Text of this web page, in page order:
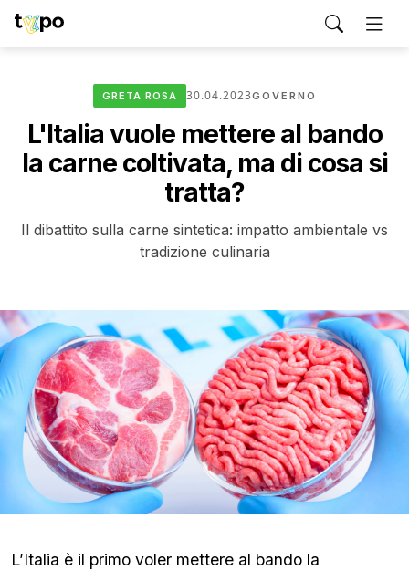
GRETA ROSA 30.04.2023GOVERNO
L'Italia vuole mettere al bando
la carne coltivata, ma di cosa si
tratta?
Il dibattito sulla carne sintetica: impatto ambientale vs
tradizione culinaria
L’Italia è il primo voler mettere al bando la